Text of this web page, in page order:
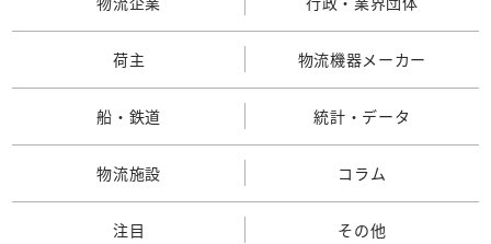
荷主 物流機器メーカー
船・鉄道 統計・データ
物流施設 コラム
注目 その他